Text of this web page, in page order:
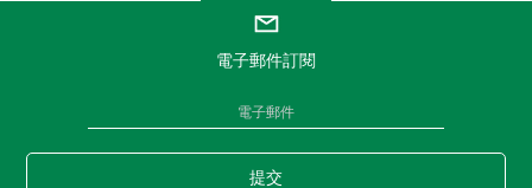
電子郵件訂閱
提交